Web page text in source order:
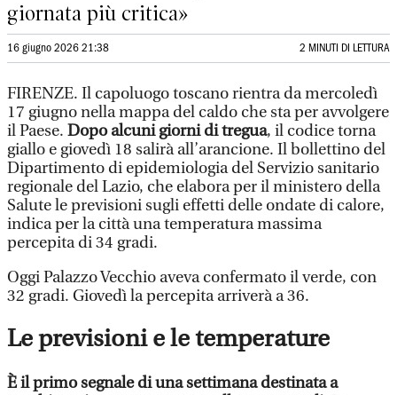
giornata più critica»
16 giugno 2026 21:38 2 MINUTI DI LETTURA
FIRENZE. Il capoluogo toscano rientra da mercoledì
17 giugno nella mappa del caldo che sta per avvolgere
il Paese. Dopo alcuni giorni di tregua, il codice torna
giallo e giovedì 18 salirà all’arancione. Il bollettino del
Dipartimento di epidemiologia del Servizio sanitario
regionale del Lazio, che elabora per il ministero della
Salute le previsioni sugli effetti delle ondate di calore,
indica per la città una temperatura massima
percepita di 34 gradi.
Oggi Palazzo Vecchio aveva confermato il verde, con
32 gradi. Giovedì la percepita arriverà a 36.
Le previsioni e le temperature
È il primo segnale di una settimana destinata a